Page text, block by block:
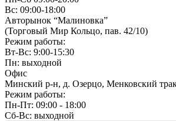
Вс: 09:00-18:00
Авторынок “Малиновка”
(Торговый Мир Кольцо, пав. 42/10)
Режим работы:
Вт-Вс: 9:00-15:30
Пн: выходной
Офис
Минский р-н, д. Озерцо, Менковский
Режим работы:
Пн-Пт: 09:00 - 18:00
Сб-Вс: выходной